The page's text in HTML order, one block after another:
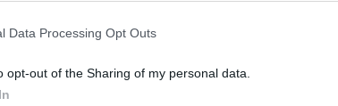
Data Processing Opt Outs
opt-out of the Sharing of my personal data.